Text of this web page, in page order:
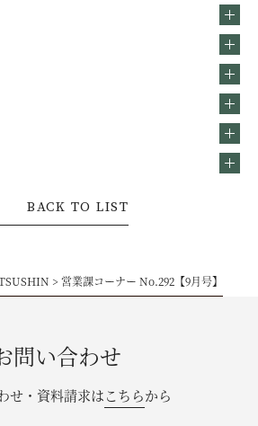
BACK TO LIST
営業課コーナー No.292【9月号】
問い合わせ
せ・資料請求はこちらから